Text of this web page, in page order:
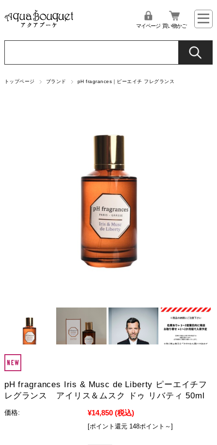
マイページ 買い物かご
トップページ ブランド pH fragrances｜ピーエイチ フレグランス
pH fragrances Iris & Musc de Liberty ピーエイチフ
レグランス アイリス＆ムスク ドゥ リバティ 50ml
価格: ¥14,850 (税込)
[ポイント還元 148ポイント～]